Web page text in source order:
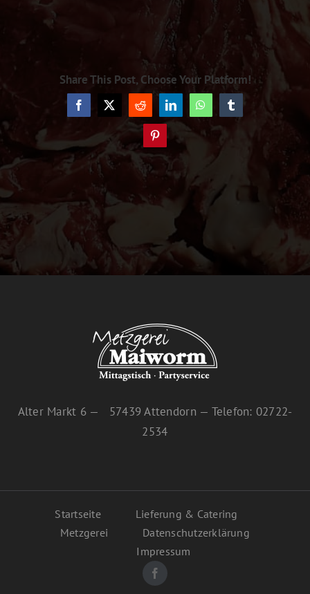
Share This Post, Choose Your Platform!
Facebook
X RedditLinkedInWhatsAppTumblr
Pinterest
Alter Markt 6 — 57439 Attendorn — Telefon: 02722-
2534
Startseite
Lieferung & Catering
Metzgerei
Datenschutzerklärung
Impressum